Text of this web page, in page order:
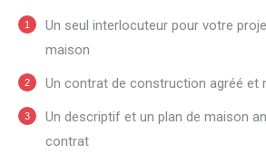
Un seul interlocuteur pour votre
maison
Un contrat de construction agréé et
Un descriptif et un plan de maison
contrat